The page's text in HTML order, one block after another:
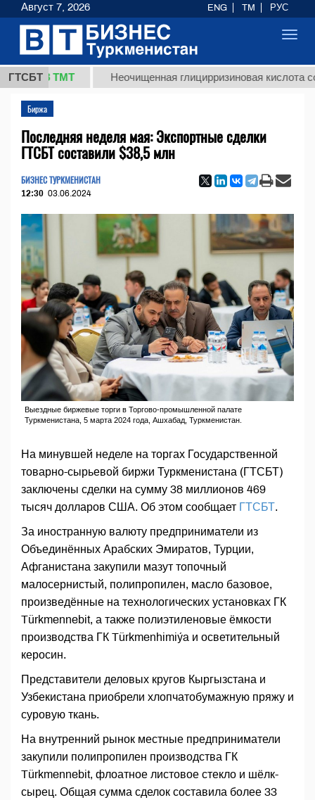
ГТСБТ
ТМТ Неочищенная глицирризиновая кислота
Биржа
Последняя неделя мая: Экспортные сделки
ГТСБТ составили $38,5 млн
БИЗНЕС ТУРКМЕНИСТАН
12:30 03.06.2024
Выездные биржевые торги в Торгово-промышленной палате
Туркменистана, 5 марта 2024 года, Ашхабад, Туркменистан.
На минувшей неделе на торгах Государственной
товарно-сырьевой биржи Туркменистана (ГТСБТ)
заключены сделки на сумму 38 миллионов 469
тысяч долларов США. Об этом сообщает ГТСБТ.
За иностранную валюту предприниматели из
Объединённых Арабских Эмиратов, Турции,
Афганистана закупили мазут топочный
малосернистый, полипропилен, масло базовое,
произведённые на технологических установках ГК
Türkmennebit, а также полиэтиленовые ёмкости
производства ГК Türkmenhimiýa и осветительный
керосин.
Представители деловых кругов Кыргызстана и
Узбекистана приобрели хлопчатобумажную пряжу и
суровую ткань.
На внутренний рынок местные предприниматели
закупили полипропилен производства ГК
Türkmennebit, флоатное листовое стекло и шёлк-
сырец. Общая сумма сделок составила более 33
Август 7, 2026 ENG TM РУС